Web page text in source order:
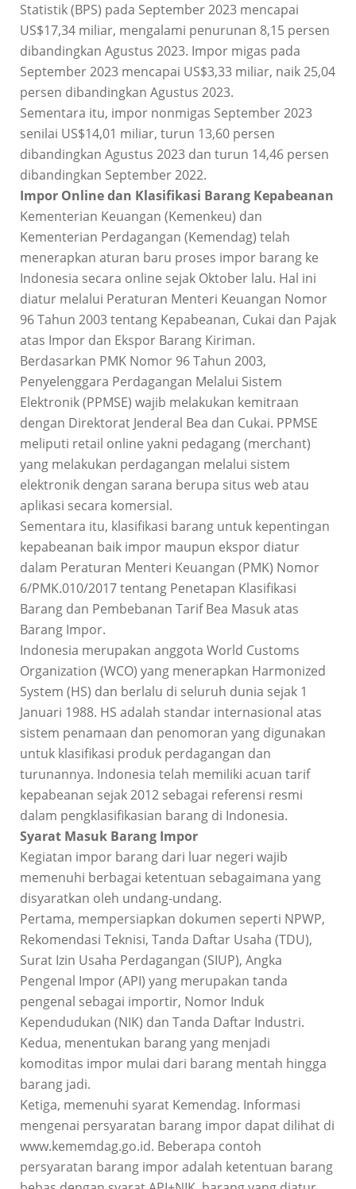
Statistik (BPS) pada September 2023 mencapai
US$17,34 miliar, mengalami penurunan 8,15 persen
dibandingkan Agustus 2023. Impor migas pada
September 2023 mencapai US$3,33 miliar, naik 25,04
persen dibandingkan Agustus 2023.
Sementara itu, impor nonmigas September 2023
senilai US$14,01 miliar, turun 13,60 persen
dibandingkan Agustus 2023 dan turun 14,46 persen
dibandingkan September 2022.
Impor Online dan Klasifikasi Barang Kepabeanan
Kementerian Keuangan (Kemenkeu) dan
Kementerian Perdagangan (Kemendag) telah
menerapkan aturan baru proses impor barang ke
Indonesia secara online sejak Oktober lalu. Hal ini
diatur melalui Peraturan Menteri Keuangan Nomor
96 Tahun 2003 tentang Kepabeanan, Cukai dan Pajak
atas Impor dan Ekspor Barang Kiriman.
Berdasarkan PMK Nomor 96 Tahun 2003,
Penyelenggara Perdagangan Melalui Sistem
Elektronik (PPMSE) wajib melakukan kemitraan
dengan Direktorat Jenderal Bea dan Cukai. PPMSE
meliputi retail online yakni pedagang (merchant)
yang melakukan perdagangan melalui sistem
elektronik dengan sarana berupa situs web atau
aplikasi secara komersial.
Sementara itu, klasifikasi barang untuk kepentingan
kepabeanan baik impor maupun ekspor diatur
dalam Peraturan Menteri Keuangan (PMK) Nomor
6/PMK.010/2017 tentang Penetapan Klasifikasi
Barang dan Pembebanan Tarif Bea Masuk atas
Barang Impor.
Indonesia merupakan anggota World Customs
Organization (WCO) yang menerapkan Harmonized
System (HS) dan berlalu di seluruh dunia sejak 1
Januari 1988. HS adalah standar internasional atas
sistem penamaan dan penomoran yang digunakan
untuk klasifikasi produk perdagangan dan
turunannya. Indonesia telah memiliki acuan tarif
kepabeanan sejak 2012 sebagai referensi resmi
dalam pengklasifikasian barang di Indonesia.
Syarat Masuk Barang Impor
Kegiatan impor barang dari luar negeri wajib
memenuhi berbagai ketentuan sebagaimana yang
disyaratkan oleh undang-undang.
Pertama, mempersiapkan dokumen seperti NPWP,
Rekomendasi Teknisi, Tanda Daftar Usaha (TDU),
Surat Izin Usaha Perdagangan (SIUP), Angka
Pengenal Impor (API) yang merupakan tanda
pengenal sebagai importir, Nomor Induk
Kependudukan (NIK) dan Tanda Daftar Industri.
Kedua, menentukan barang yang menjadi
komoditas impor mulai dari barang mentah hingga
barang jadi.
Ketiga, memenuhi syarat Kemendag. Informasi
mengenai persyaratan barang impor dapat dilihat di
www.kememdag.go.id. Beberapa contoh
persyaratan barang impor adalah ketentuan barang